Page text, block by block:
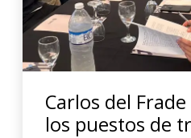
Carlos del
los puestos de